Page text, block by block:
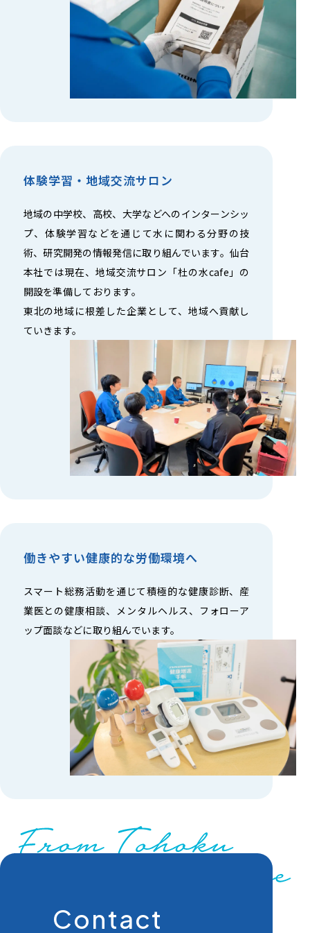
体験学習・地域交流サロン
地域の中学校、高校、大学などへのインターンシッ
プ、体験学習などを通じて水に関わる分野の技
術、研究開発の情報発信に取り組んでいます。仙台
本社では現在、地域交流サロン「杜の水cafe」の
開設を準備しております。
東北の地域に根差した企業として、地域へ貢献し
ていきます。
働きやすい健康的な労働環境へ
スマート総務活動を通じて積極的な健康診断、産
業医との健康相談、メンタルヘルス、フォローア
ップ面談などに取り組んでいます。